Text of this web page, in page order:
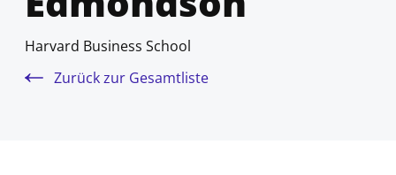
Harvard Business School
Zurück zur Gesamtliste